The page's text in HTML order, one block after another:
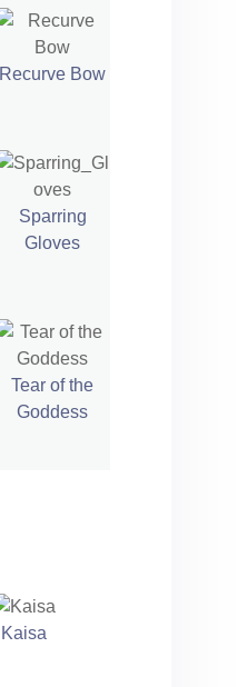
Recurve Bow
Sparring
Gloves
Tear of the
Goddess
Kaisa